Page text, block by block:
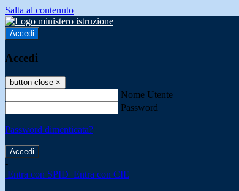
Salta al contenuto
Accedi
Accedi
button close ×
Nome Utente
Password
Password dimenticata?
-
Entra con SPID Entra con CIE